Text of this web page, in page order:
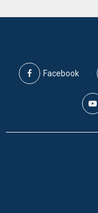
Facebook